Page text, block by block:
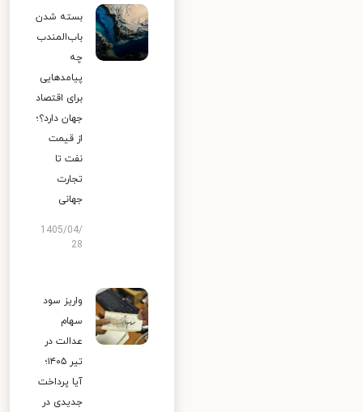
بسته شدن
باب‌المندب
چه
پیامدهایی
برای اقتصاد
جهان دارد؟؛
از قیمت
نفت تا
تجارت
جهانی
1405/04/
28
واریز سود
سهام
عدالت در
تیر ۱۴۰۵؛
آیا پرداخت
جدیدی در